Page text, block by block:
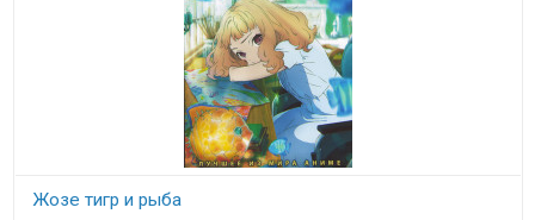
Жозе тигр и рыба